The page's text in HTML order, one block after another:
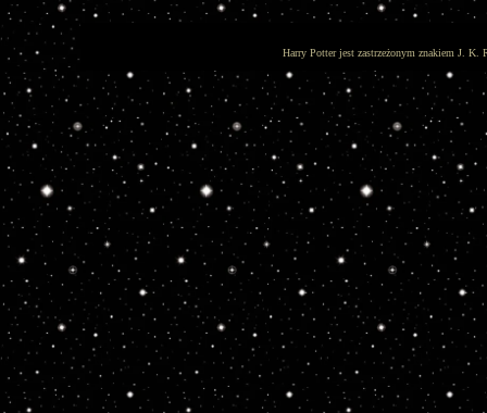
Harry Potter jest zastrzeżonym znakiem J. K.